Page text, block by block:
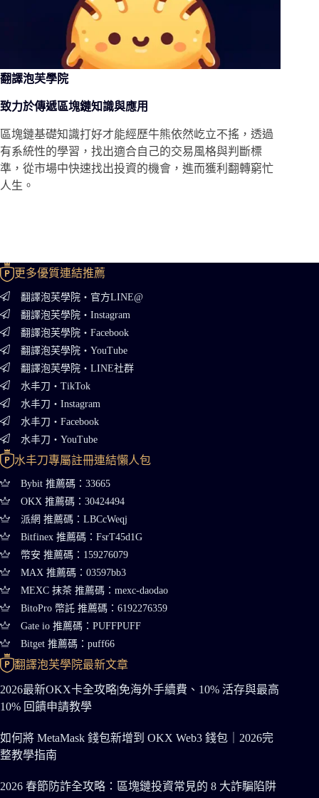
翻譯泡芙學院
致力於傳遞區塊鏈知識與應用
區塊鏈基礎知識打好才能經歷牛熊依然屹立不搖，透過
有系統性的學習，找出適合自己的交易風格與判斷標
準，從市場中快速找出投資的機會，進而獲利翻轉窮忙
人生。
更多優質連結推薦
翻譯泡芙學院・官方LINE@
翻譯泡芙學院・Instagram
翻譯泡芙學院・Facebook
翻譯泡芙學院・YouTube
翻譯泡芙學院・LINE社群
水丰刀・TikTok
水丰刀・Instagram
水丰刀・Facebook
水丰刀・YouTube
水丰刀專屬註冊連結懶人包
Bybit 推薦碼：33665
OKX 推薦碼：30424494
派網 推薦碼：LBCcWeqj
Bitfinex 推薦碼：FsrT45d1G
幣安 推薦碼：159276079
MAX 推薦碼：03597bb3
MEXC 抹茶 推薦碼：mexc-daodao
BitoPro 幣託 推薦碼：6192276359
Gate io 推薦碼：PUFFPUFF
Bitget 推薦碼：puff66
翻譯泡芙學院最新文章
2026最新OKX卡全攻略|免海外手續費、10% 活存與最高
10% 回饋申請教學
如何將 MetaMask 錢包新增到 OKX Web3 錢包｜2026完
整教學指南
2026 春節防詐全攻略：區塊鏈投資常見的 8 大詐騙陷阱